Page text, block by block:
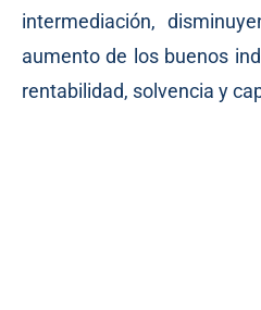
intermediación,
aumento de los buenos
rentabilidad, solvencia y